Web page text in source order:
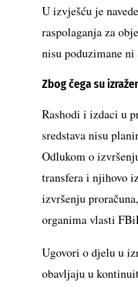
U izvješću je
raspolaganja za
nisu poduzimane
Zbog čega su
Rashodi i izdaci u
sredstava nisu
Odlukom o
transfera i njihovo
izvršenju
organima vlasti
Ugovori o djelu u
obavljaju u